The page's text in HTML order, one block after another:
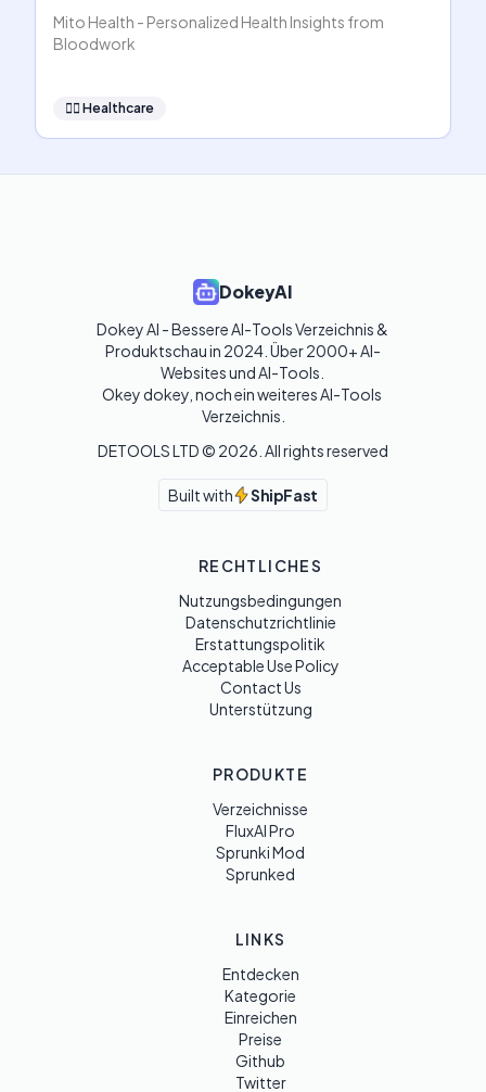
Mito Health - Personalized Health Insights from
Bloodwork
👩‍⚕️ Healthcare
DokeyAI
Dokey AI - Bessere AI-Tools Verzeichnis &
Produktschau in 2024. Über 2000+ AI-
Websites und AI-Tools.
Okey dokey, noch ein weiteres AI-Tools
Verzeichnis.
DETOOLS LTD © 2026 . All rights reserved
Built with ShipFast
RECHTLICHES
Nutzungsbedingungen
Datenschutzrichtlinie
Erstattungspolitik
Acceptable Use Policy
Contact Us
Unterstützung
PRODUKTE
Verzeichnisse
FluxAI Pro
Sprunki Mod
Sprunked
LINKS
Entdecken
Kategorie
Einreichen
Preise
Github
Twitter